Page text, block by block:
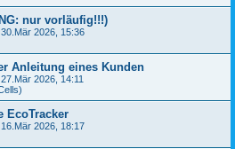
nur vorläufig!!!)
30.Mär 2026, 15:36
Anleitung eines Kunden
27.Mär 2026, 14:11
EcoTracker
16.Mär 2026, 18:17